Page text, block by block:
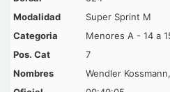
Super Sprint M
Menores A - 14 a
7
Wendler